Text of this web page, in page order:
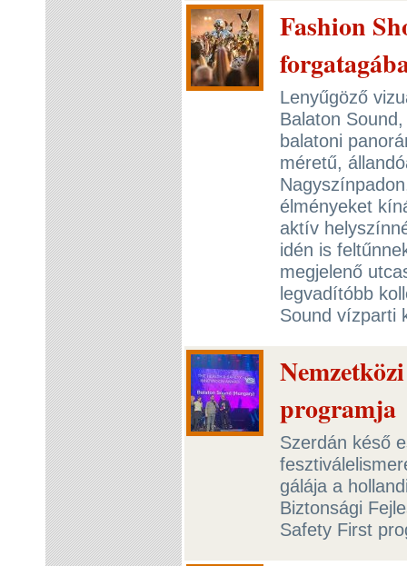
Fashion
Lenyűgöző
Balaton
balatoni
méretű,
élményeket
aktív
idén is
megjelenő
legvadítóbb
Sound vízparti
programja
Szerdán késő
gálája a
Biztonsági
Safety First